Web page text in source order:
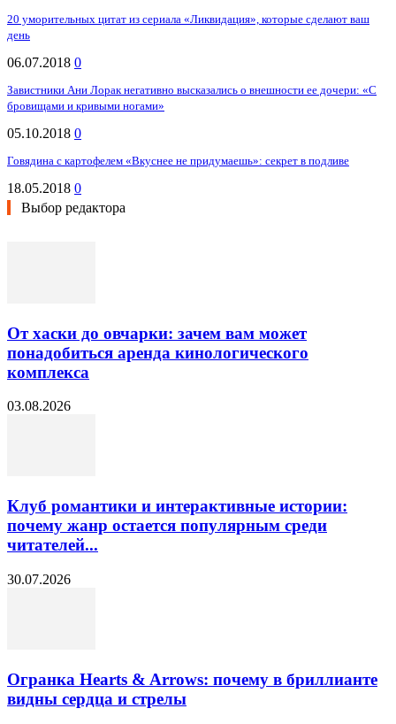
20 уморительных цитат из сериала «Ликвидация», которые сделают ваш
день
06.07.2018 0
Завистники Ани Лорак негативно высказались о внешности ее дочери: «С
бровищами и кривыми ногами»
05.10.2018 0
Говядина с картофелем «Вкуснее не придумаешь»: секрет в подливе
18.05.2018 0
Выбор редактора
От хаски до овчарки: зачем вам может
понадобиться аренда кинологического
комплекса
03.08.2026
Клуб романтики и интерактивные истории:
почему жанр остается популярным среди
читателей...
30.07.2026
Огранка Hearts & Arrows: почему в бриллианте
видны сердца и стрелы